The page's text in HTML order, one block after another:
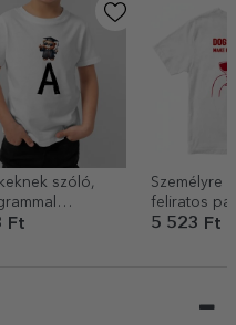
szóló,
szabott
Ft
Személyre
feliratos
Wine
5 523 Ft